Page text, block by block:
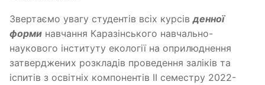
Звертаємо увагу студентів всіх курсівденної
форми навчання Каразінського навчально-
наукового інституту екології на оприлюднення
затверджених розкладів проведення заліків та
іспитів з освітніх компонентів ІІ семестру 2022-